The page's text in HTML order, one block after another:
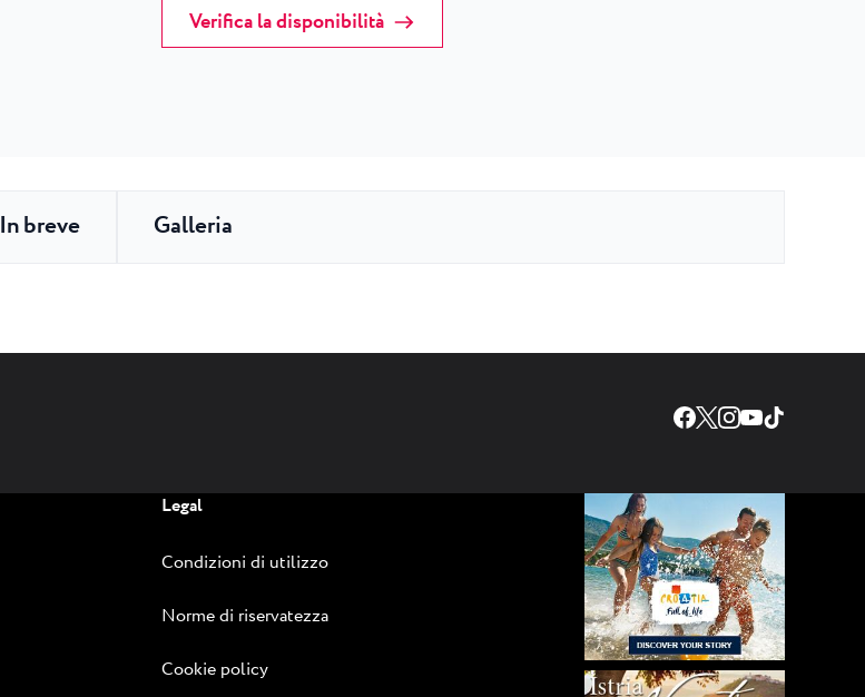
Verifica la disponibilità
In breve Galleria
Legal
Condizioni di utilizzo
Norme di riservatezza
Cookie policy